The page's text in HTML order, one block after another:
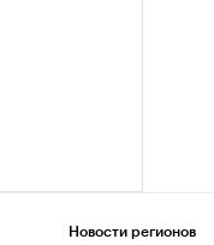
Новости регионов